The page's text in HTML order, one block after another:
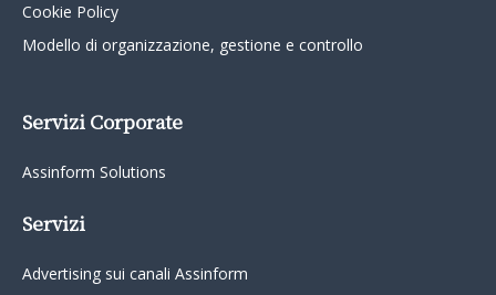
Cookie Policy
Modello di organizzazione, gestione e controllo
Servizi Corporate
Assinform Solutions
Servizi
Advertising sui canali Assinform